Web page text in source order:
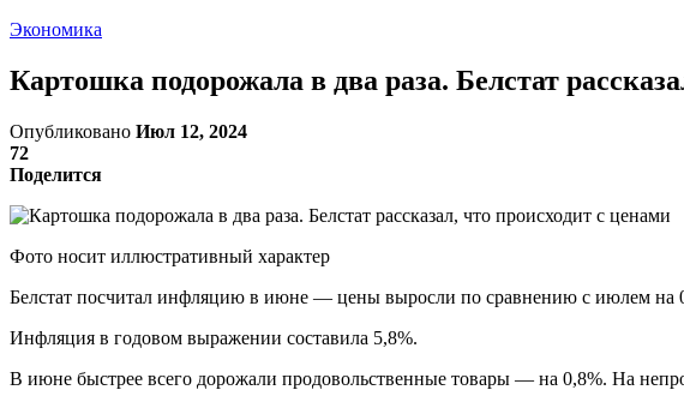
Экономика
Картошка подорожала в два раза. Белстат
Опубликовано Июл 12, 2024
72
Поделится
Фото носит иллюстративный характер
Белстат посчитал инфляцию в июне — цены выросли по сравнению с июлем на
Инфляция в годовом выражении составила 5,8%.
В июне быстрее всего дорожали продовольственные товары — на 0,8%. На